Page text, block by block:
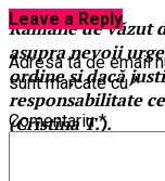
Rămâne de văzut
asupra nevoii
ordine și dacă
responsabilitate
(Cristina T.).
Leave a Reply
Adresa ta de email
sunt marcate cu*
Comentariu*